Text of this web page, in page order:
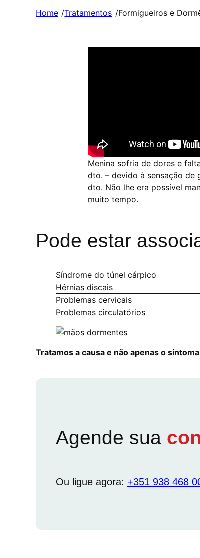
Home /Tratamentos /Formigueiros e
Menina sofria de dores e
dto. – devido à sensação de
dto. Não lhe era possível
muito tempo.
Pode estar
Síndrome do túnel cárpico
Hérnias discais
Problemas cervicais
Problemas circulatórios
Tratamos a causa e não apenas o
Agende sua
Ou ligue agora: +351 938 468